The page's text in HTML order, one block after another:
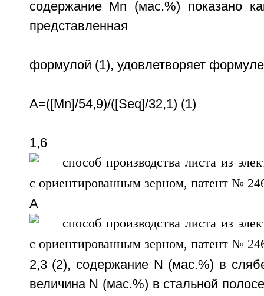
содержание Мn (мас.%) показано
представленная
формулой (1), удовлетворяет
A=([Mn]/54,9)/([Seq]/32,1) (1)
1,6
А
2,3 (2), содержание N (мас.%) в
величина N (мас.%) в стальной